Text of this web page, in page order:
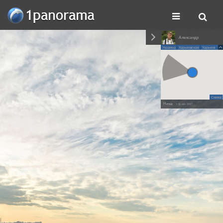
Александр
Украина Харьковская Харьков
Схема
Ника • 11 окт. 2017